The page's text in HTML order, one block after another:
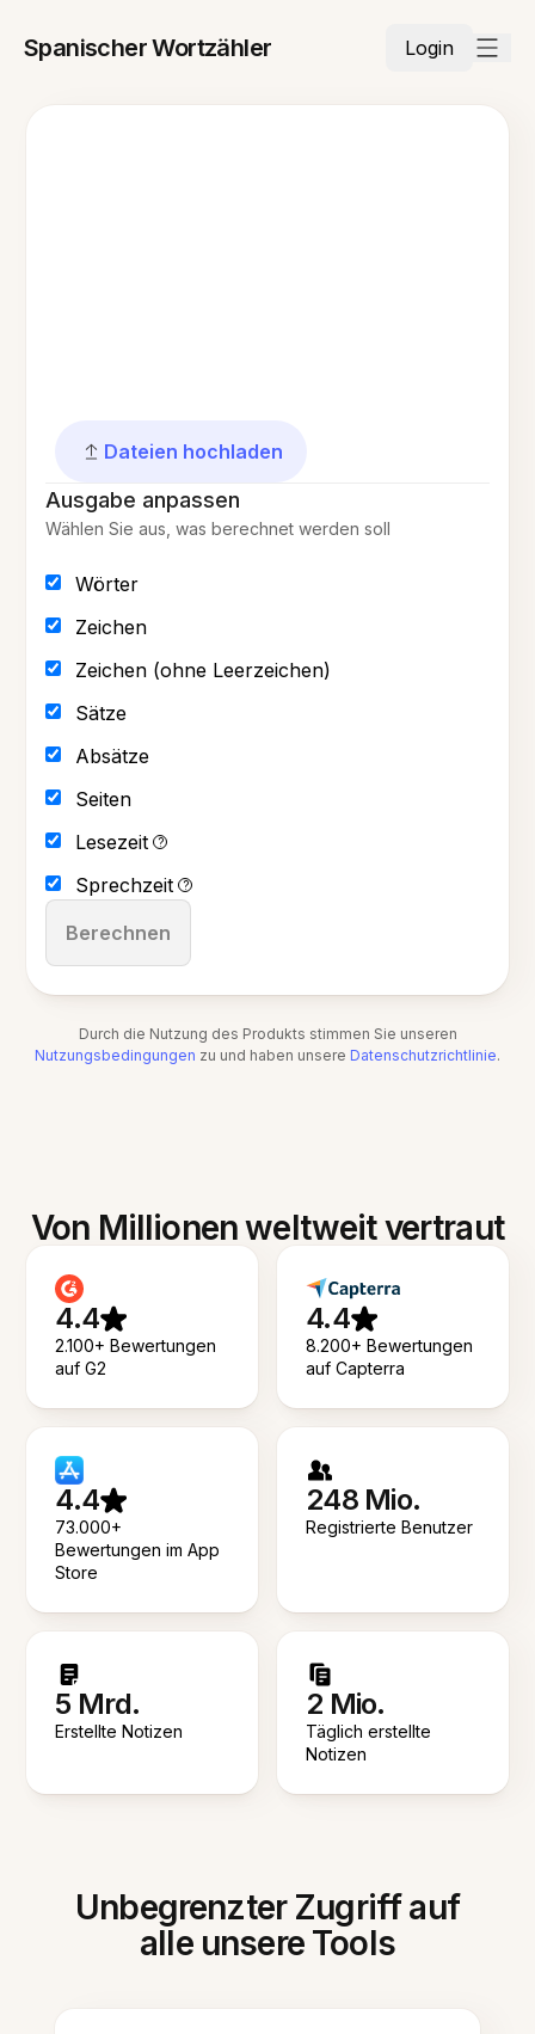
Spanischer Wortzähler Login
Dateien hochladen
Ausgabe anpassen
Wählen Sie aus, was berechnet werden soll
Wörter
Zeichen
Zeichen (ohne Leerzeichen)
Sätze
Absätze
Seiten
Lesezeit
?
Sprechzeit ?
Berechnen
Durch die Nutzung des Produkts stimmen Sie unseren
Nutzungsbedingungen zu und haben unsere Datenschutzrichtlinie.
Von Millionen weltweit vertraut
4.4
2.100+ Bewertungen
auf G2
4.4
8.200+ Bewertungen
auf Capterra
4.4
73.000+
Bewertungen im App
Store
248 Mio.
Registrierte Benutzer
5 Mrd.
Erstellte Notizen
2 Mio.
Täglich erstellte
Notizen
Unbegrenzter Zugriff auf
alle unsere Tools